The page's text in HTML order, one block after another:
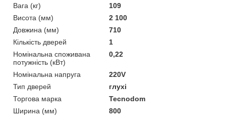
Вага (кг)
109
Висота (мм)
2 100
Довжина (мм)
710
Кількість дверей
1
Номінальна споживана
потужність (кВт)
0,22
Номінальна напруга
220V
Тип дверей
глухі
Торгова марка
Tecnodom
Ширина (мм)
800